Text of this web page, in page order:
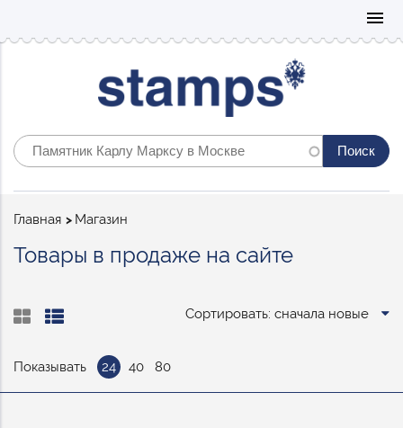
menu
Строка
Главная Магазин
Товары в продаже на сайте
Сортировать: сначала новые
Показывать 24 40 80